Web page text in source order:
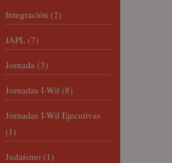
Integración (2)
JAPL (7)
Jornada (3)
Jornadas I-Wil (8)
Jornadas I-Wil Ejecutivas
(1)
Judaísmo (1)